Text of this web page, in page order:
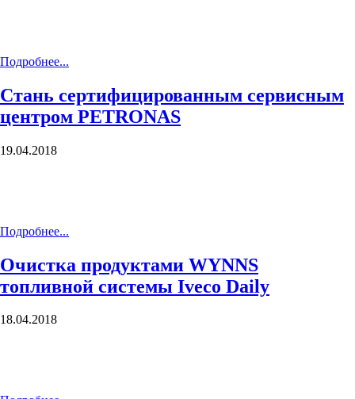
Подробнее...
Стань сертифицированным сервисным
центром PETRONAS
19.04.2018
Подробнее...
Очистка продуктами WYNNS
топливной системы Iveco Daily
18.04.2018